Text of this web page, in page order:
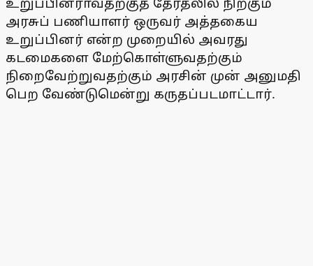
அரசுப் பணியாளர் ஒருவர் அத்தகைய
உறுப்பினர் என்ற முறையில் அவரது
கடமைகளை மேற்கொள்ளுவதற்கும்
நிறைவேற்றுவதற்கும் அரசின் முன் அனுமதி
பெற வேண்டுமென்று கருதப்படமாட்டார்.